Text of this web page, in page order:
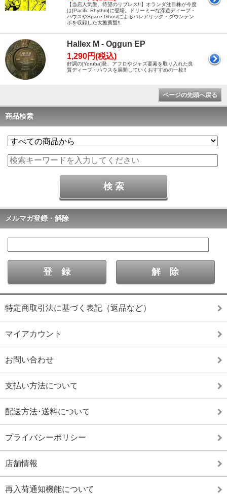
【当店人気盤、待望のリプレス!!】オランダ注目株が今度
は[Pacific Rhythm]に登場。ドリーミーな浮遊ディープ・
ハウスやSpace Ghostによるバレアリック・ダウンテン
ポを収録した大推薦盤!!
Hallex M - Oggun EP
1,290円(税込)
好調の[Yoruba]発、アフロやジャズ要素を取り入れた良
質ディープ・ハウスを展開していくおすすめの一枚!!
ページの先頭へ戻る
商品検索
メルマガ登録・解除
特定商取引法に基づく表記（返品など）
マイアカウント
お問い合わせ
支払い方法について
配送方法･送料について
プライバシーポリシー
店舗情報
再入荷通知機能について